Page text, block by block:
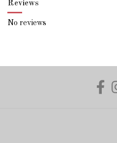
Reviews
No reviews